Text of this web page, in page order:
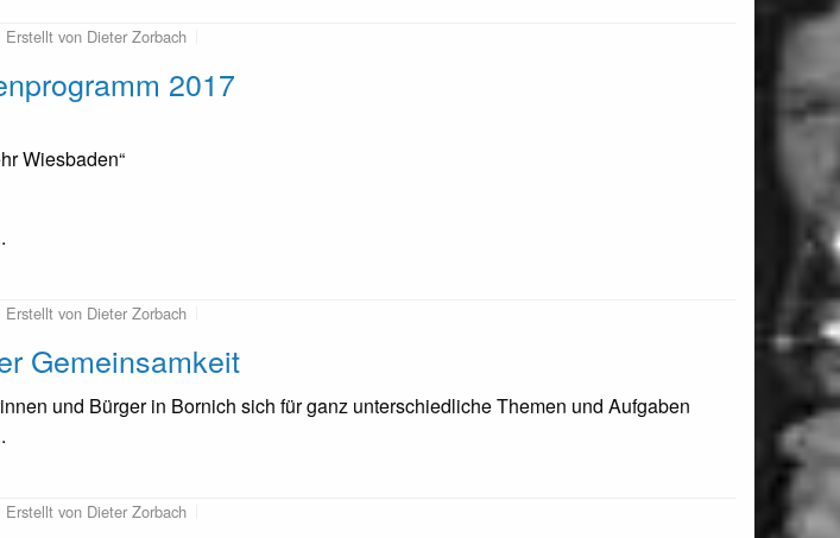
Erstellt von Dieter Zorbach
2017
Wiesbaden“
Erstellt von Dieter Zorbach
Gemeinsamkeit
und Bürger in Bornich sich für ganz unterschiedliche Themen und Aufgaben
Erstellt von Dieter Zorbach